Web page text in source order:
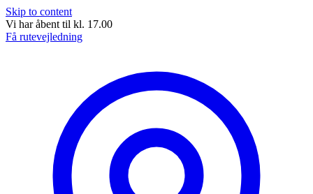
Skip to content
Vi har åbent til kl. 17.00
Få rutevejledning